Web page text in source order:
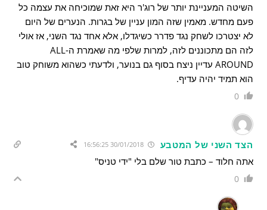
השיטה המעניינת יותר של רוג'ר היא זאת שמוכיחה את עצמה כל
פעם מחדש. מאמין שזה המון עניין של בגרות. הנערים של היום
לא יצטרכו לשחק נגד פדרר כשיגדלו, אלא אחד נגד השני, אז אולי
לזה הם מתכוננים לזה, למרות שלפי מה שאמרת ה-ALL
AROUND עדיין ניצח בסוף גם בנוער, ולדעתי כשהוא משוחק טוב
הוא תמיד יהיה עדיף.
0
הצד השני של המטבע 30/01/2018 16:56:25
אתה חלוד – כתבת טור שלם בלי "ידי טניס"
0